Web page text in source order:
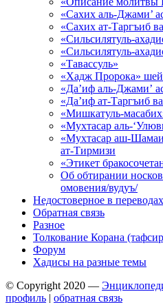
«Сахих аль-Джами’
«Сахих ат-Таргъиб
«Сильсилятуль-
«Сильсилятуль-
«Тавассуль»
«Хадж Пророка»
«Да’иф аль-Джами’
«Да’иф ат-Таргъиб
«Мишкатуль-
«Мухтасар аль-
«Мухтасар аш-
ат-Тирмизи
«Этикет
Об обтирании
омовения/вудуъ/
Недостоверное в переводах
Обратная связь
Разное
Толкование Корана
Форум
Хадисы на разные темы
© Copyright 2020 —
профиль | обратная связь